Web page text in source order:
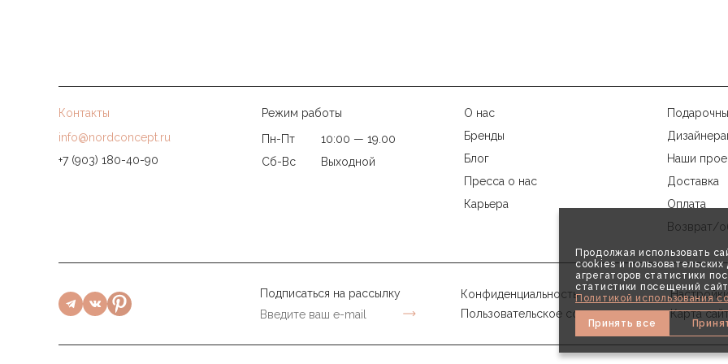
Продолжая использовать
cookies и
агрегаторов статистики
статистики посещений
Политикой использования
Принять все
Контакты
info@nordconcept.ru
+7 (903) 180-40-90
Режим работы
Пн-Пт
10:00 — 19.00
Сб-Вс
Выходной
О нас
Бренды
Блог
Наши
Пресса о нас
Доставка
Карьера
Оплата
Возврат/
Подписаться на рассылку
Конфиденциальность
Пользовательское соглашение
Карта